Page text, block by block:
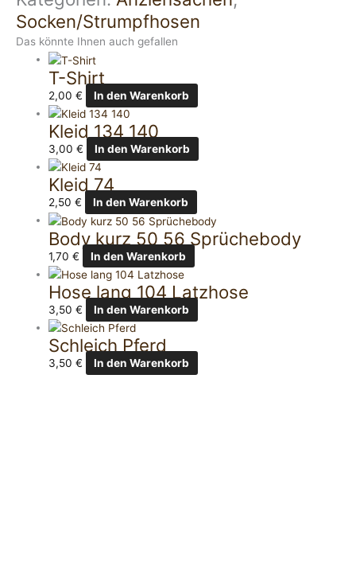
Socken/Strumpfhosen
Das könnte Ihnen auch gefallen
T-Shirt
2,00€ In den Warenkorb
Kleid 134 140
3,00€ In den Warenkorb
Kleid 74
2,50€ In den Warenkorb
Body kurz 50 56 Sprüchebody
1,70€ In den Warenkorb
Hose lang 104 Latzhose
3,50€ In den Warenkorb
Schleich Pferd
3,50€ In den Warenkorb